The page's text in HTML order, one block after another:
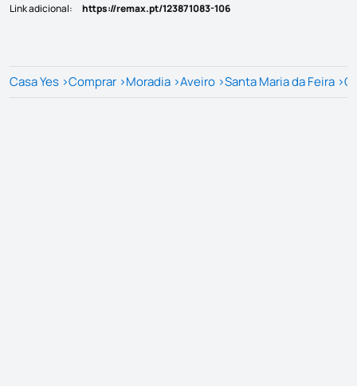
Link adicional: https://remax.pt/123871083-106
Casa Yes >Comprar >Moradia >Aveiro >Santa Maria da Feira >